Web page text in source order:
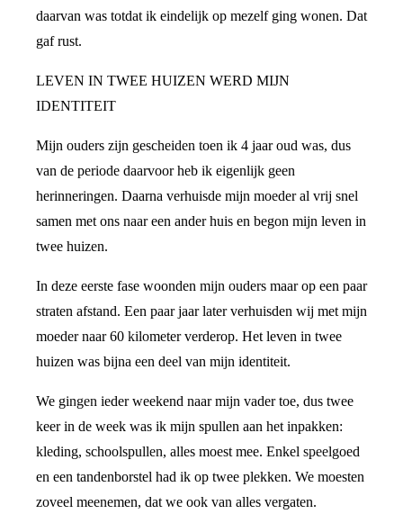
daarvan was totdat ik eindelijk op mezelf ging wonen. Dat
gaf rust.
LEVEN IN TWEE HUIZEN WERD MIJN
IDENTITEIT
Mijn ouders zijn gescheiden toen ik 4 jaar oud was, dus
van de periode daarvoor heb ik eigenlijk geen
herinneringen. Daarna verhuisde mijn moeder al vrij snel
samen met ons naar een ander huis en begon mijn leven in
twee huizen.
In deze eerste fase woonden mijn ouders maar op een paar
straten afstand. Een paar jaar later verhuisden wij met mijn
moeder naar 60 kilometer verderop. Het leven in twee
huizen was bijna een deel van mijn identiteit.
We gingen ieder weekend naar mijn vader toe, dus twee
keer in de week was ik mijn spullen aan het inpakken:
kleding, schoolspullen, alles moest mee. Enkel speelgoed
en een tandenborstel had ik op twee plekken. We moesten
zoveel meenemen, dat we ook van alles vergaten.